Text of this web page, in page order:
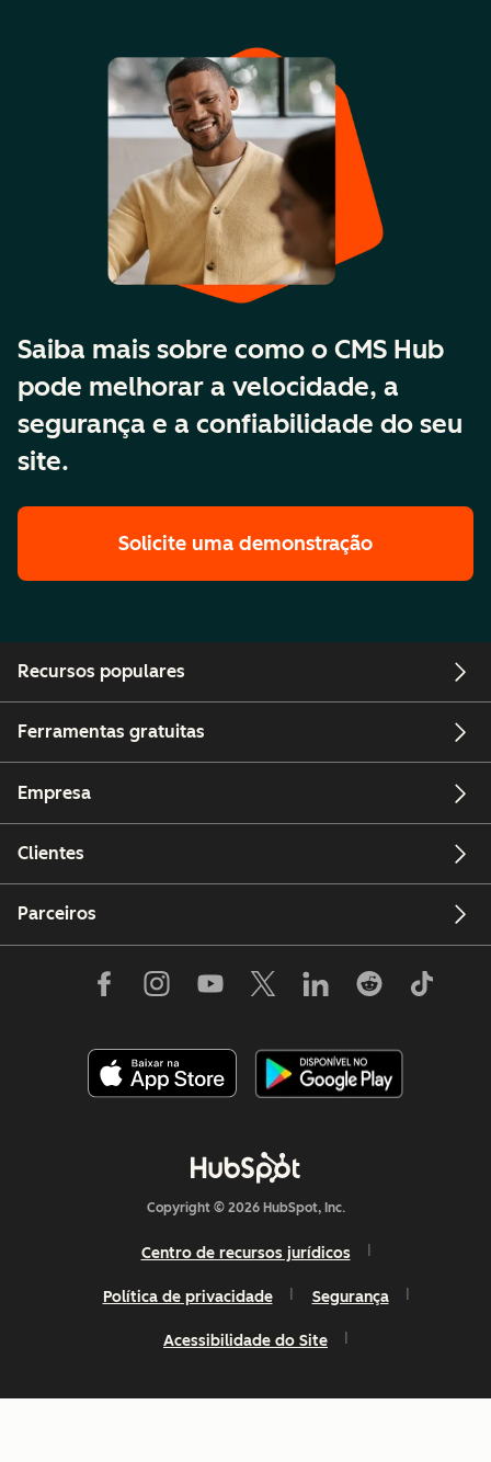
Saiba mais sobre como o CMS Hub
pode melhorar a velocidade, a
segurança e a confiabilidade do seu
site.
Solicite uma demonstração
Recursos populares
Ferramentas gratuitas
Empresa
Clientes
Parceiros
Copyright © 2026 HubSpot, Inc.
Centro de recursos jurídicos
Política de privacidade Segurança
Acessibilidade do Site